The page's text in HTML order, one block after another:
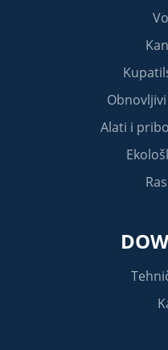
Alati i